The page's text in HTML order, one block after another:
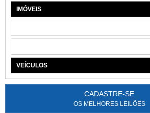
IMÓVEIS
VEÍCULOS
CADASTRE-SE
OS MELHORES LEILÕES